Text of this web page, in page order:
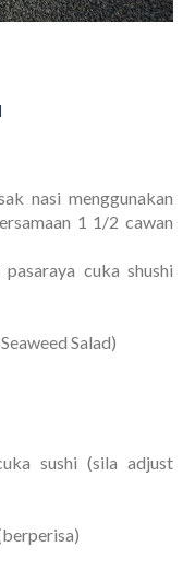
nasi menggunakan
1 1/2 cawan
cuka shushi
Salad)
sushi (sila adjust